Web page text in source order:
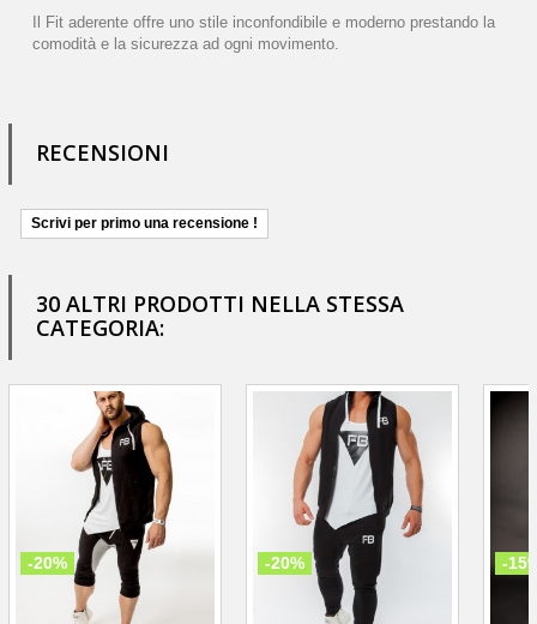
Il Fit aderente offre uno stile inconfondibile e moderno prestando la
comodità e la sicurezza ad ogni movimento.
RECENSIONI
Scrivi per primo una recensione !
30 ALTRI PRODOTTI NELLA STESSA
CATEGORIA:
-20% -20% -